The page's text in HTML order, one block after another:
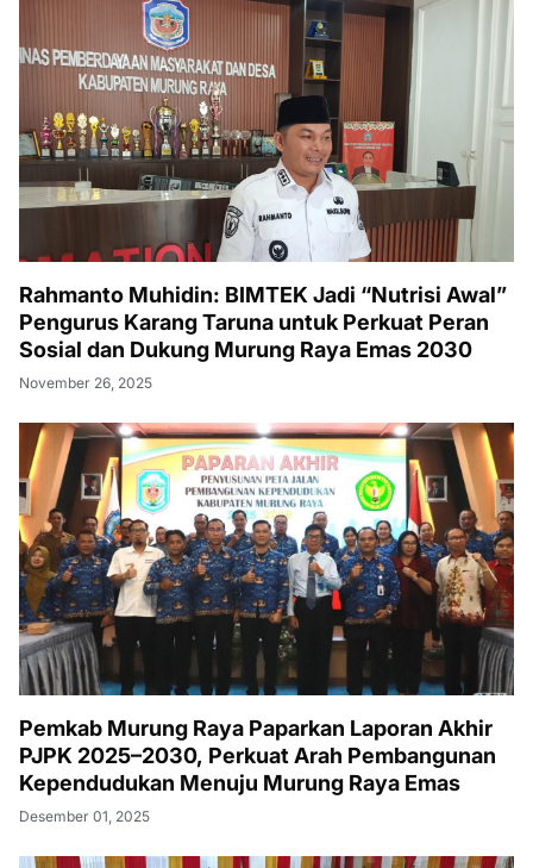
Rahmanto Muhidin: BIMTEK Jadi “Nutrisi Awal”
Pengurus Karang Taruna untuk Perkuat Peran
Sosial dan Dukung Murung Raya Emas 2030
November 26, 2025
Pemkab Murung Raya Paparkan Laporan Akhir
PJPK 2025–2030, Perkuat Arah Pembangunan
Kependudukan Menuju Murung Raya Emas
Desember 01, 2025